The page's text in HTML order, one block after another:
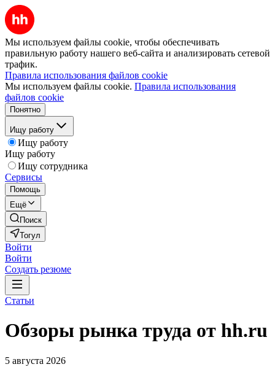
Мы используем файлы cookie, чтобы обеспечивать
правильную работу нашего веб-сайта и анализировать сетевой
трафик.
Правила использования файлов cookie
Мы используем файлы cookie. Правила использования
файлов cookie
Понятно
Ищу работу
Ищу работу
Ищу работу
Ищу сотрудника
Сервисы
Помощь
Ещё
Поиск
Тогул
Войти
Войти
Создать резюме
Статьи
Обзоры рынка труда от hh.ru
5 августа 2026